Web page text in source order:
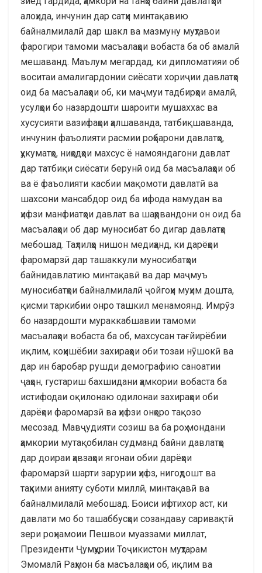
алоҳида, инчунин дар сатҳи минтақавию
байналмилалӣ дар шакл ва мазмуну муҳтавои
фарогири тамоми масъалаҳои вобаста ба об амалӣ
мешаванд. Маълум мегардад, ки дипломатияи об
воситаи амалигардонии сиёсати хориҷии давлатҳо
оид ба масъалаҳои об, ки маҷмуи тадбирҳои амалӣ,
усулҳои бо назардошти шароити мушаххас ва
хусусияти вазифаҳои ҳалшаванда, татбиқшаванда,
инчунин фаъолияти расмии роҳбарони давлатҳо,
ҳукуматҳо, ниҳодҳои махсус ё намояндагони давлат
дар татбиқи сиёсати берунӣ оид ба масъалаҳои об
ва ё фаъолияти касбии мақомоти давлатӣ ва
шахсони мансабдор оид ба ифода намудан ва
ҳифзи манфиатҳои давлат ва шаҳрвандони он оид ба
масъалаҳои об дар муносибат бо дигар давлатҳо
мебошад. Таҳлилҳо нишон медиҳанд, ки дарёҳои
фаромарзӣ дар ташаккули муносибатҳои
байнидавлатию минтақавӣ ва дар маҷмуъ
муносибатҳои байналмилалӣ ҷойгоҳи муҳим дошта,
қисми таркибии онро ташкил менамоянд. Имрӯз
бо назардошти мураккабшавии тамоми
масъалаҳои вобаста ба об, махсусан тағйирёбии
иқлим, коҳишёбии захираҳои оби тозаи нӯшокӣ ва
дар ин баробар рушди демографию саноатии
ҷаҳон, густариш бахшидани ҳамкории вобаста ба
истифодаи оқилонаю одилонаи захираҳои оби
дарёҳои фаромарзӣ ва ҳифзи онҳоро тақозо
месозад. Мавҷудияти созиш ва ба роҳ мондани
ҳамкории мутақобилан судманд байни давлатҳо
дар доираи ҳавзаҳои ягонаи обии дарёҳои
фаромарзӣ шарти зарурии ҳифз, нигоҳдошт ва
таҳкими анияту суботи миллӣ, минтақавӣ ва
байналмилалӣ мебошад. Боиси ифтихор аст, ки
давлати мо бо ташаббусҳои созандаву саривақтӣ
зери роҳнамоии Пешвои муаззами миллат,
Президенти Ҷумҳурии Тоҷикистон муҳтарам
Эмомалӣ Раҳмон ба масъалаҳои об, иқлим ва